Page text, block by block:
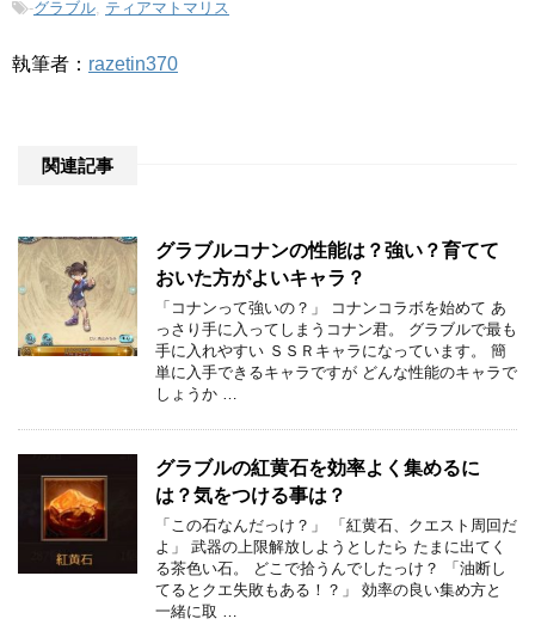
-グラブル ティアマトマリス
執筆者： razetin370
関連記事
グラブルコナンの性能は？強い？育てて
おいた方がよいキャラ？
「コナンって強いの？」 コナンコラボを始めて あ
っさり手に入ってしまうコナン君。 グラブルで最も
手に入れやすい ＳＳＲキャラになっています。 簡
単に入手できるキャラですが どんな性能のキャラで
しょうか …
グラブルの紅黄石を効率よく集めるに
は？気をつける事は？
「この石なんだっけ？」 「紅黄石、クエスト周回だ
よ」 武器の上限解放しようとしたら たまに出てく
る茶色い石。 どこで拾うんでしたっけ？ 「油断し
てるとクエ失敗もある！？」 効率の良い集め方と
一緒に取 …